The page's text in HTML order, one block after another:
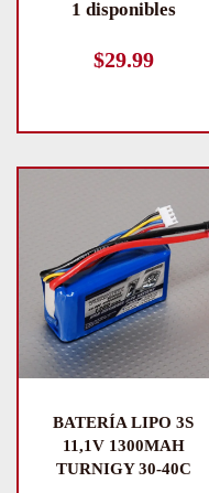
1 disponibles
$29.99
BATERÍA LIPO 3S
11,1V 1300MAH
TURNIGY 30-40C